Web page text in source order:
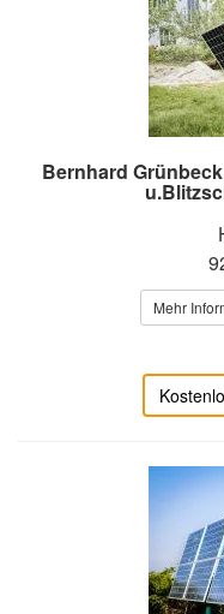
Bernhard
Mehr